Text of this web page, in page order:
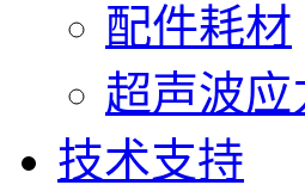
配件耗材
超声波应
技术支持